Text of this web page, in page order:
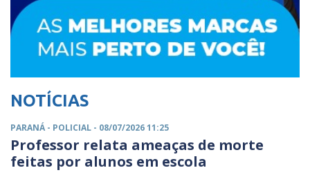
NOTÍCIAS
PARANÁ - POLICIAL - 08/07/2026 11:25
Professor relata ameaças de morte
feitas por alunos em escola